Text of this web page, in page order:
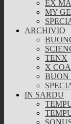
EX
MY
ARCHIVIO
TENX
X
BUON
IN SARDU